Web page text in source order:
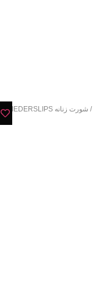
/ شورت زنانه MIEDERSLIPS